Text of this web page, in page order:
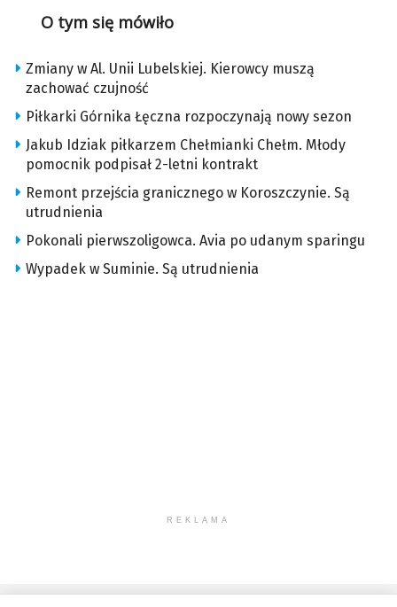
O tym się mówiło
Zmiany w Al. Unii Lubelskiej. Kierowcy muszą
zachować czujność
Piłkarki Górnika Łęczna rozpoczynają nowy sezon
Jakub Idziak piłkarzem Chełmianki Chełm. Młody
pomocnik podpisał 2-letni kontrakt
Remont przejścia granicznego w Koroszczynie. Są
utrudnienia
Pokonali pierwszoligowca. Avia po udanym sparingu
Wypadek w Suminie. Są utrudnienia
REKLAMA